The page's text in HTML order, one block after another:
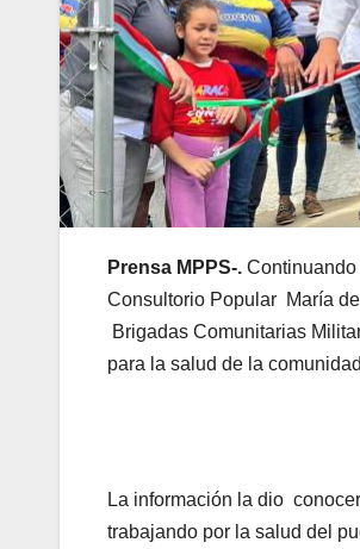
Prensa MPPS-.
Consultorio Popular María
Brigadas Comunitarias
para la salud de la
La información la dio
trabajando por la salud del